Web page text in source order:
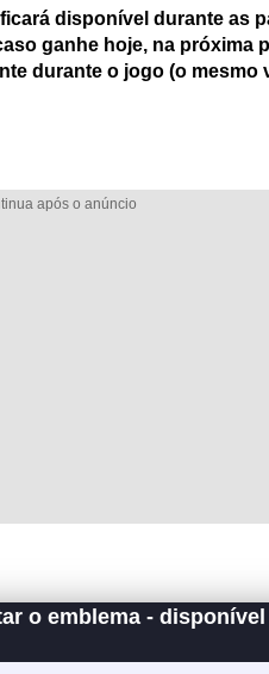
disponível durante as
ganhe hoje, na próxima
durante o jogo (o mesmo
o emblema -